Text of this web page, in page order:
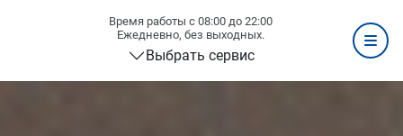
Время работы с 08:00 до 22:00
Ежедневно, без выходных.
Выбрать сервис